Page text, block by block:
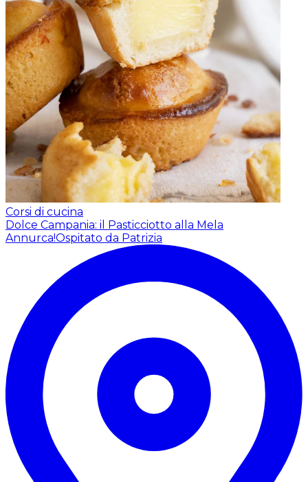
Corsi di cucina
Dolce Campania: il Pasticciotto alla Mela
Annurca!Ospitato da Patrizia